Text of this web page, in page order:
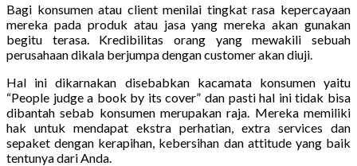
Bagi konsumen atau client menilai tingkat rasa kepercayaan
mereka pada produk atau jasa yang mereka akan gunakan
begitu terasa. Kredibilitas orang yang mewakili sebuah
perusahaan dikala berjumpa dengan customer akan diuji.
Hal ini dikarnakan disebabkan kacamata konsumen yaitu
“People judge a book by its cover” dan pasti hal ini tidak bisa
dibantah sebab konsumen merupakan raja. Mereka memiliki
hak untuk mendapat ekstra perhatian, extra services dan
sepaket dengan kerapihan, kebersihan dan attitude yang baik
tentunya dari Anda.